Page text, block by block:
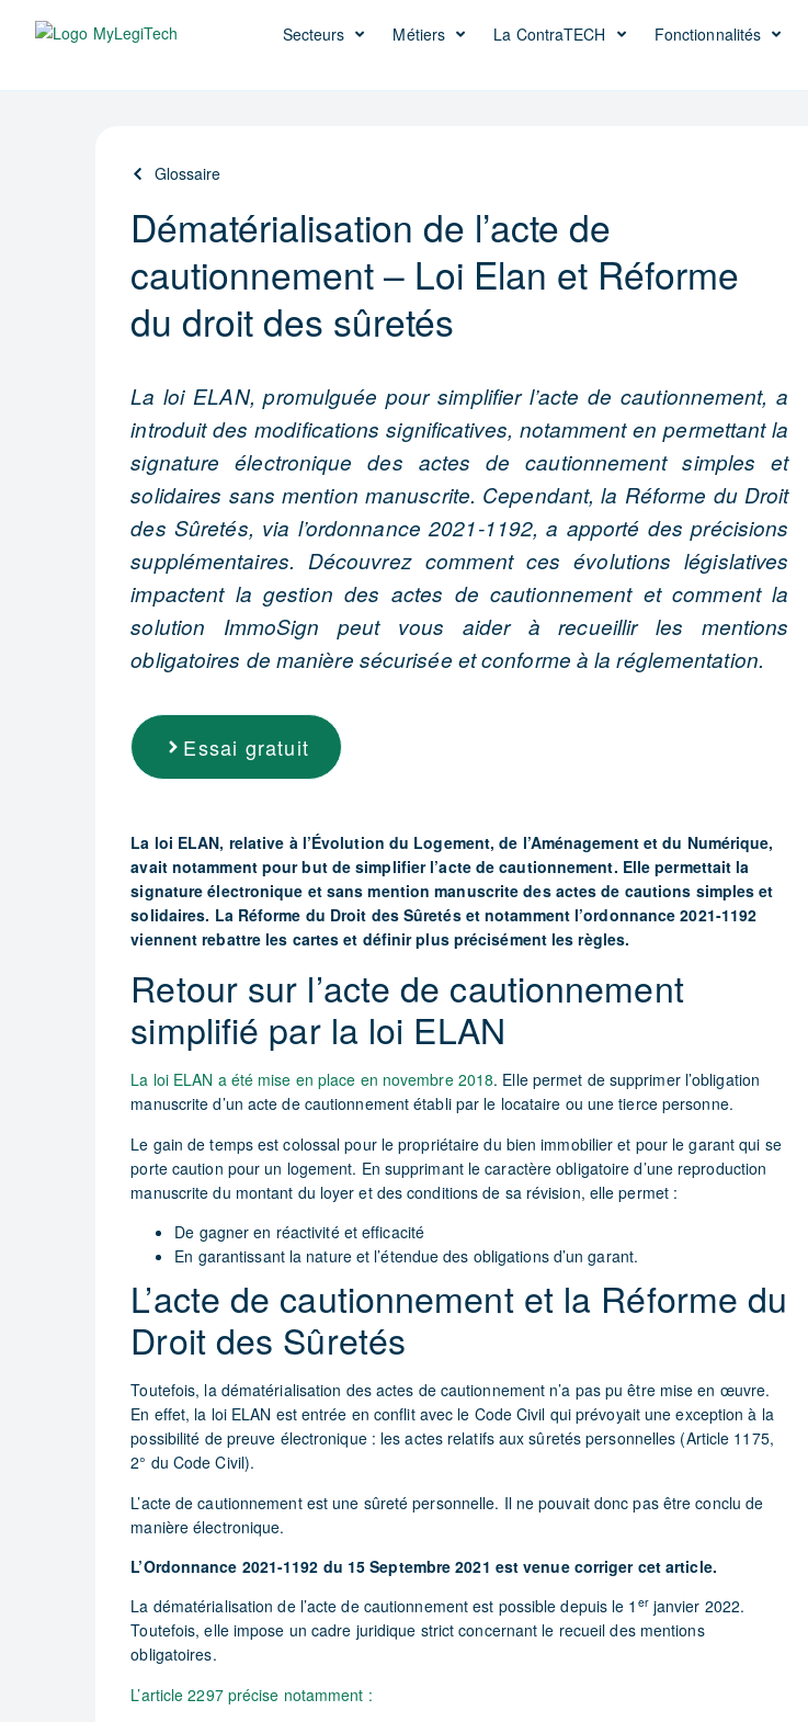
Secteurs Métiers La ContraTECH Fonctionnalités
Glossaire
Dématérialisation de l’acte de
cautionnement – Loi Elan et Réforme
du droit des sûretés
La loi ELAN, promulguée pour simplifier l’acte de cautionnement, a
introduit des modifications significatives, notamment en permettant la
signature électronique des actes de cautionnement simples et
solidaires sans mention manuscrite. Cependant, la Réforme du Droit
des Sûretés, via l’ordonnance 2021-1192, a apporté des précisions
supplémentaires. Découvrez comment ces évolutions législatives
impactent la gestion des actes de cautionnement et comment la
solution ImmoSign peut vous aider à recueillir les mentions
obligatoires de manière sécurisée et conforme à la réglementation.
Essai gratuit
La loi ELAN, relative à l’Évolution du Logement, de l’Aménagement et du Numérique,
avait notamment pour but de simplifier l’acte de cautionnement. Elle permettait la
signature électronique et sans mention manuscrite des actes de cautions simples et
solidaires. La Réforme du Droit des Sûretés et notamment l’ordonnance 2021-1192
viennent rebattre les cartes et définir plus précisément les règles.
Retour sur l’acte de cautionnement
simplifié par la loi ELAN
La loi ELAN a été mise en place en novembre 2018. Elle permet de supprimer l’obligation
manuscrite d’un acte de cautionnement établi par le locataire ou une tierce personne.
Le gain de temps est colossal pour le propriétaire du bien immobilier et pour le garant qui se
porte caution pour un logement. En supprimant le caractère obligatoire d’une reproduction
manuscrite du montant du loyer et des conditions de sa révision, elle permet :
De gagner en réactivité et efficacité
En garantissant la nature et l’étendue des obligations d’un garant.
L’acte de cautionnement et la Réforme du
Droit des Sûretés
Toutefois, la dématérialisation des actes de cautionnement n’a pas pu être mise en œuvre.
En effet, la loi ELAN est entrée en conflit avec le Code Civil qui prévoyait une exception à la
possibilité de preuve électronique : les actes relatifs aux sûretés personnelles (Article 1175,
2° du Code Civil).
L’acte de cautionnement est une sûreté personnelle. Il ne pouvait donc pas être conclu de
manière électronique.
L’Ordonnance 2021-1192 du 15 Septembre 2021 est venue corriger cet article.
La dématérialisation de l’acte de cautionnement est possible depuis le 1 erjanvier 2022.
Toutefois, elle impose un cadre juridique strict concernant le recueil des mentions
obligatoires.
L’article 2297 précise notamment :